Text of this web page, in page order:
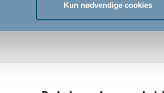
Kun nødvendige cookies